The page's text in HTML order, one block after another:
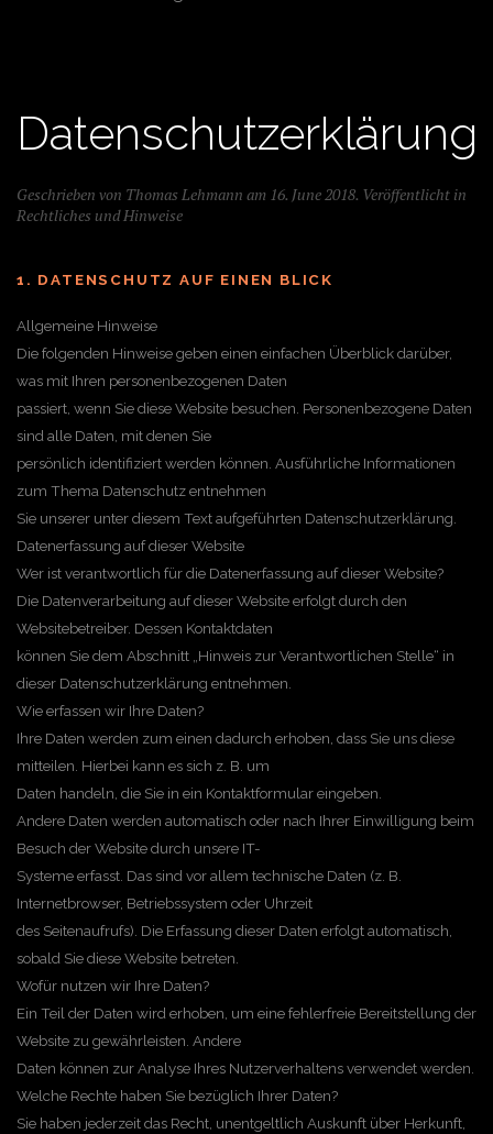
Datenschutzerklärung
Geschrieben von Thomas Lehmann am 16. June 2018. Veröffentlicht in
Rechtliches und Hinweise
1. DATENSCHUTZ AUF EINEN BLICK
Allgemeine Hinweise
Die folgenden Hinweise geben einen einfachen Überblick darüber,
was mit Ihren personenbezogenen Daten
passiert, wenn Sie diese Website besuchen. Personenbezogene Daten
sind alle Daten, mit denen Sie
persönlich identifiziert werden können. Ausführliche Informationen
zum Thema Datenschutz entnehmen
Sie unserer unter diesem Text aufgeführten Datenschutzerklärung.
Datenerfassung auf dieser Website
Wer ist verantwortlich für die Datenerfassung auf dieser Website?
Die Datenverarbeitung auf dieser Website erfolgt durch den
Websitebetreiber. Dessen Kontaktdaten
können Sie dem Abschnitt „Hinweis zur Verantwortlichen Stelle“ in
dieser Datenschutzerklärung entnehmen.
Wie erfassen wir Ihre Daten?
Ihre Daten werden zum einen dadurch erhoben, dass Sie uns diese
mitteilen. Hierbei kann es sich z. B. um
Daten handeln, die Sie in ein Kontaktformular eingeben.
Andere Daten werden automatisch oder nach Ihrer Einwilligung beim
Besuch der Website durch unsere IT-
Systeme erfasst. Das sind vor allem technische Daten (z. B.
Internetbrowser, Betriebssystem oder Uhrzeit
des Seitenaufrufs). Die Erfassung dieser Daten erfolgt automatisch,
sobald Sie diese Website betreten.
Wofür nutzen wir Ihre Daten?
Ein Teil der Daten wird erhoben, um eine fehlerfreie Bereitstellung der
Website zu gewährleisten. Andere
Daten können zur Analyse Ihres Nutzerverhaltens verwendet werden.
Welche Rechte haben Sie bezüglich Ihrer Daten?
Sie haben jederzeit das Recht, unentgeltlich Auskunft über Herkunft,